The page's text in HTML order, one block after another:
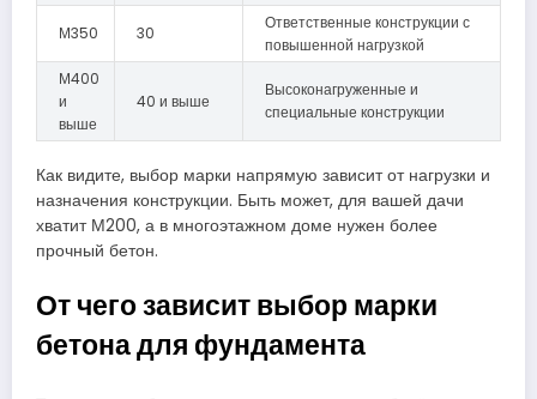
М350 30
Ответственные конструкции с
повышенной нагрузкой
М400
и
выше
40 и выше
Высоконагруженные и
специальные конструкции
Как видите, выбор марки напрямую зависит от нагрузки и
назначения конструкции. Быть может, для вашей дачи
хватит М200, а в многоэтажном доме нужен более
прочный бетон.
От чего зависит выбор марки
бетона для фундамента